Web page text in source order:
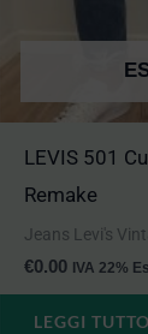
LEVIS 501
Remake
Jeans Levi's
€0.00 IVA 22%
LEGGI TUTTO